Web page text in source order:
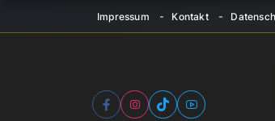
Impressum Kontakt